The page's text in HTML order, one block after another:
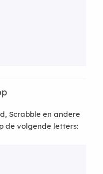
Scrabble en andere
de volgende letters: